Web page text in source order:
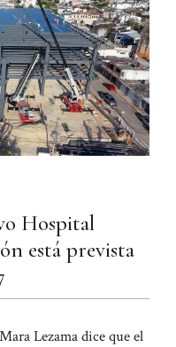
Hospital
está prevista
Lezama dice que el